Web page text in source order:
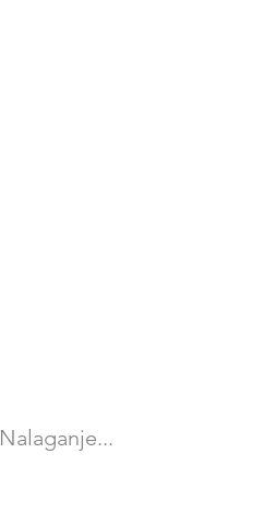
Nalaganje...